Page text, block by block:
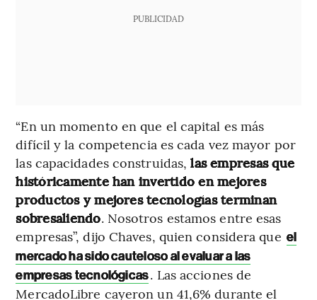
PUBLICIDAD
“En un momento en que el capital es más
difícil y la competencia es cada vez mayor por
las capacidades construidas,las empresas que
históricamente han invertido en mejores
productos y mejores tecnologías terminan
sobresaliendo. Nosotros estamos entre esas
empresas”, dijo Chaves, quien considera que el
mercado ha sido cauteloso al evaluar a las
empresas tecnológicas. Las acciones de
MercadoLibre cayeron un 41,6% durante el